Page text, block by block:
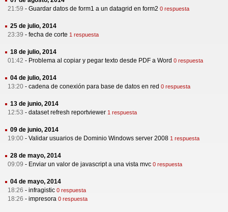
21:59 - Guardar datos de form1 a un datagrid en form2 0 respuesta
25 de julio, 2014
23:39 - fecha de corte 1 respuesta
18 de julio, 2014
01:42 - Problema al copiar y pegar texto desde PDF a Word 0 respuesta
04 de julio, 2014
13:20 - cadena de conexión para base de datos en red 0 respuesta
13 de junio, 2014
12:53 - dataset refresh reportviewer 1 respuesta
09 de junio, 2014
19:00 - Validar usuarios de Dominio Windows server 2008 1 respuesta
28 de mayo, 2014
09:09 - Enviar un valor de javascript a una vista mvc 0 respuesta
04 de mayo, 2014
18:26 - infragistic 0 respuesta
18:26 - impresora 0 respuesta